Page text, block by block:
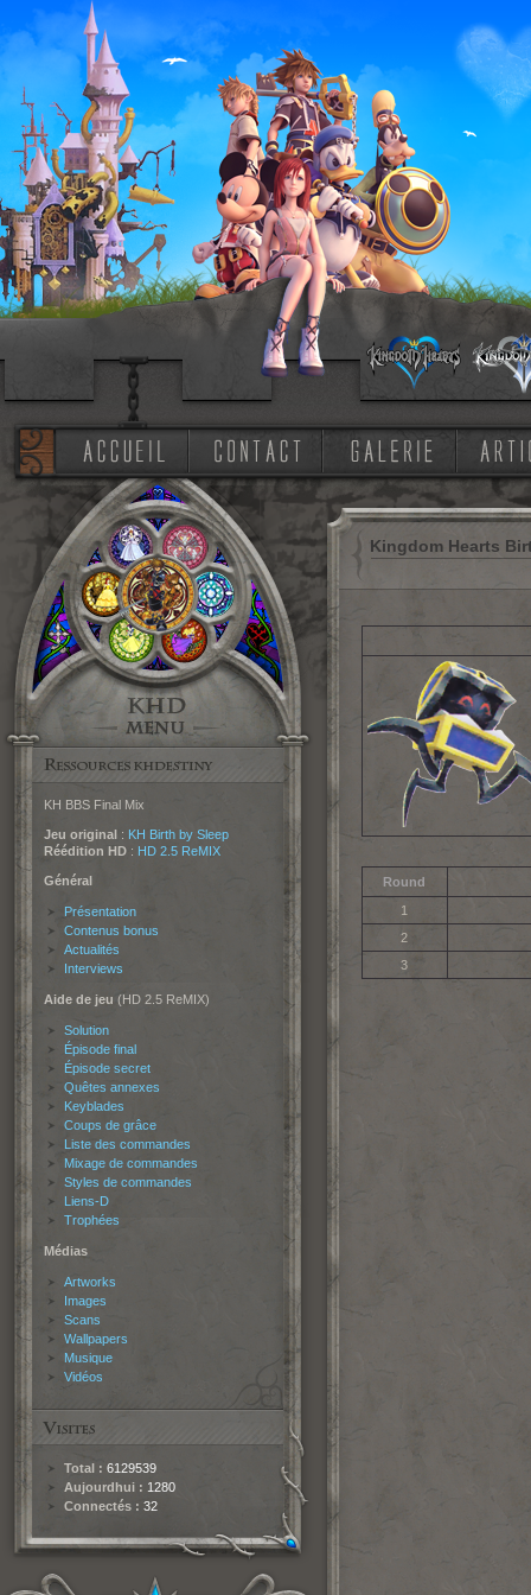
KH BBS Final Mix
Jeu original : KH Birth by Sleep
Réédition HD : HD 2.5 ReMIX
Général
Présentation
Contenus bonus
Actualités
Interviews
Aide de jeu (HD 2.5 ReMIX)
Solution
Épisode final
Épisode secret
Quêtes annexes
Keyblades
Coups de grâce
Liste des commandes
Mixage de commandes
Styles de commandes
Liens-D
Trophées
Médias
Artworks
Images
Scans
Wallpapers
Musique
Vidéos
Total : 6129539
Aujourdhui : 1280
Connectés : 32
Kingdom Hearts
Round
1
2
3